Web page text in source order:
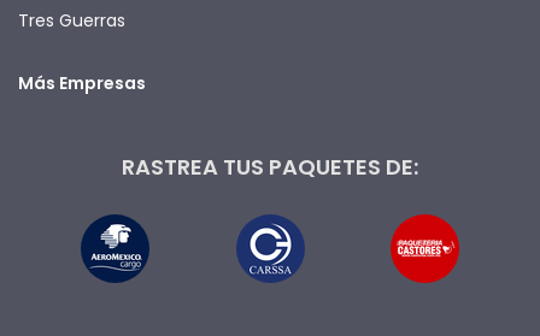
Tres Guerras
Más Empresas
RASTREA TUS PAQUETES DE: